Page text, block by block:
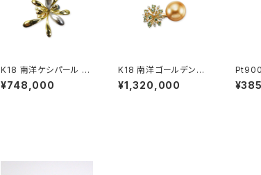
K18 南洋ケシパール リ
ング
¥748,000
K18 南洋ゴールデンパ
ール ミントガーネット
ダイヤモンド リング
¥1,320,000
Pt900 ダイヤモン
ンキ